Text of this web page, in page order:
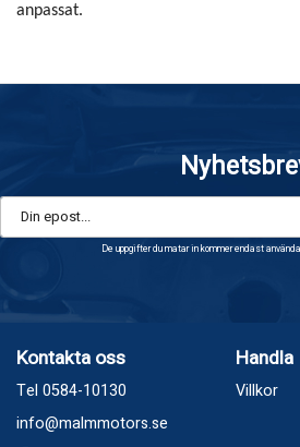
anpassat.
De uppgifter du matar in kommer endast
Kontakta oss
Tel 0584-10130
info@malmmotors.se
Handla
Villkor